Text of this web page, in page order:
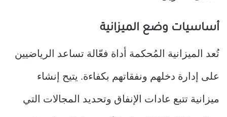
أساسيات وضع الميزانية
تُعد الميزانية المُحكمة أداة فعّالة تساعد الرياضيين
على إدارة دخلهم ونفقاتهم بكفاءة. يتيح إنشاء
ميزانية تتبع عادات الإنفاق وتحديد المجالات التي